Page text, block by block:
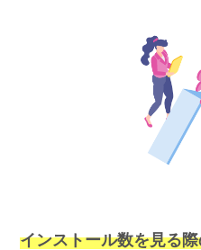
インストール数を見る